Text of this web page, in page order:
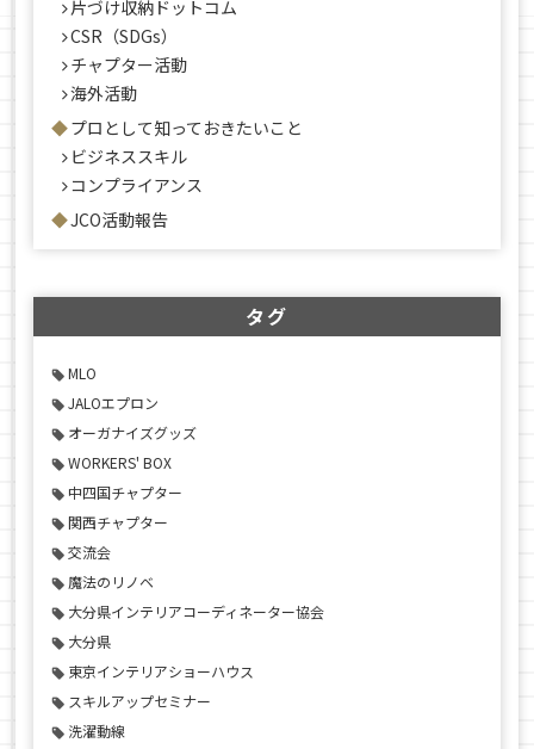
片づけ収納ドットコム
CSR（SDGs）
チャプター活動
海外活動
プロとして知っておきたいこと
ビジネススキル
コンプライアンス
JCO活動報告
タグ
MLO
JALOエプロン
オーガナイズグッズ
WORKERS' BOX
中四国チャプター
関西チャプター
交流会
魔法のリノベ
大分県インテリアコーディネーター協会
大分県
東京インテリアショーハウス
スキルアップセミナー
洗濯動線